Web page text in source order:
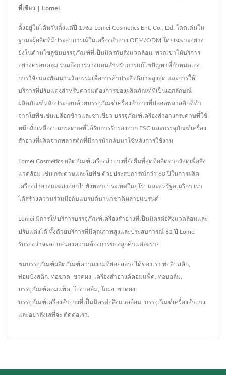
ที่เขียว | Lomei
ตั้งอยู่ในไต้หวันตั้งแต่ปี 1962 Lomei Cosmetics Ent. Co., Ltd. โดดเด่นใน
ฐานะผู้ผลิตที่มีประสบการณ์ในเครื่องสำอาง OEM/ODM โดยเฉพาะอย่าง
ยิ่งในด้านโซลูชันบรรจุภัณฑ์ที่เป็นมิตรกับสิ่งแวดล้อม. พวกเขาให้บริการ
อย่างครอบคลุม รวมถึงการวางแผนสำหรับการแก้ไขปัญหาที่กำหนดเอง
การวิจัยและพัฒนานวัตกรรมเพื่อการค้าประสิทธิภาพสูงสุด และการให้
บริการที่ปรับแต่งสำหรับความต้องการของผลิตภัณฑ์ที่เป็นเอกลักษณ์
ผลิตภัณฑ์หลักประกอบด้วยบรรจุภัณฑ์เครื่องสำอางที่ปลอดพลาสติกที่ทำ
จากใยพืชเช่นเปลือกข้าวและชาเขียว บรรจุภัณฑ์เครื่องสำอางกระดาษที่ใช้
หมึกถั่วเหลืองบนกระดาษที่ได้รับการรับรองจาก FSC และบรรจุภัณฑ์เครื่อง
สำอางที่ผลิตจากพลาสติกที่มีการนำกลับมาใช้หลังการใช้งาน
Lomei Cosmetics ผลิตภัณฑ์เครื่องสำอางที่ยั่งยืนที่สุดที่ผลิตจากวัสดุเพื่อสิ่ง
แวดล้อม เช่น กระดาษและใยพืช ด้วยประสบการณ์กว่า 60 ปีในการผลิต
เครื่องสำอางและส่งออกไปยังหลายประเทศในยุโรปและสหรัฐอเมริกา เรา
ได้สร้างความร่วมมือกับแบรนด์นานาชาติหลายแบรนด์
Lomei มีการให้บริการบรรจุภัณฑ์เครื่องสำอางที่เป็นมิตรต่อสิ่งแวดล้อมและ
ปรับแต่งได้ ทั้งด้วยบริการที่มีคุณภาพสูงและประสบการณ์ 61 ปี Lomei
รับรองว่าจะตอบสนองความต้องการของลูกค้าแต่ละราย
ชมบรรจุภัณฑ์ผลิตภัณฑ์ความงามที่ย่อยสลายได้ของเรา ท่อลิปสติก
ท่อแป้งสติก ท่อขวด ขวดผง เครื่องสำอางค์คอมแพ็ค ท่อบอล์ม
บรรจุภัณฑ์คอมแพ็ค โอ่งบอล์ม โถผง ขวดผง
บรรจุภัณฑ์เครื่องสำอางที่เป็นมิตรต่อสิ่งแวดล้อม บรรจุภัณฑ์เครื่องสำอาง
และอย่าลังเลที่จะ ติดต่อเรา